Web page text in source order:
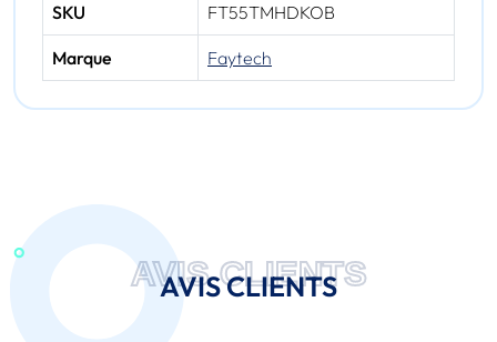
SKU FT55TMHDKOB
Marque Faytech
AVIS CLIENTS
AVIS CLIENTS